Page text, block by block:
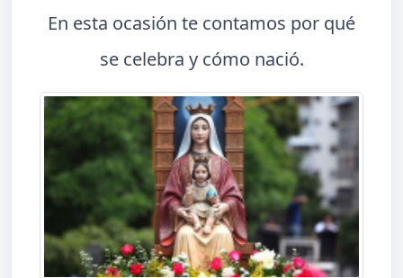
En esta ocasión te contamos por qué
se celebra y cómo nació.